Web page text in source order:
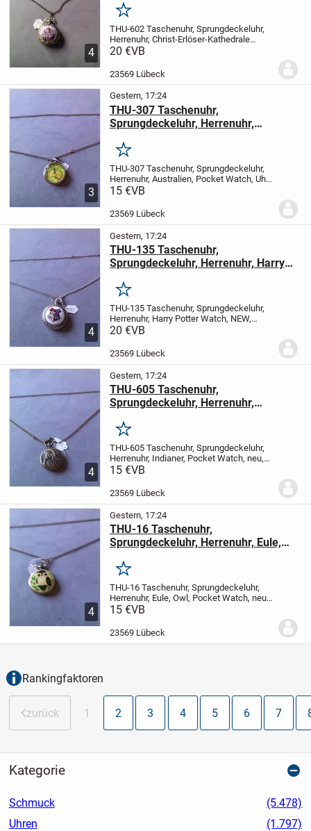
4
Merken
THU-602 Taschenuhr, Sprungdeckeluhr,
Herrenuhr, Christ-Erlöser-Kathedrale
Moskau vor Gebot oder Kauf, bitte die
100% Neu Retro design
20 €VB
23569 Lübeck
3
Gestern, 17:24
THU-307 Taschenuhr,
Sprungdeckeluhr, Herrenuhr,
Merken
THU-307 Taschenuhr, Sprungdeckeluhr,
Herrenuhr, Australien, Pocket Watch, Uhr
neu vor Gebot oder Kauf, bitte die
100% Neu Retro design
15 €VB
23569 Lübeck
4
Gestern, 17:24
THU-135 Taschenuhr,
Sprungdeckeluhr, Herrenuhr, Harry
Merken
THU-135 Taschenuhr, Sprungdeckeluhr,
Herrenuhr, Harry Potter Watch, NEW,
neu vor Gebot oder Kauf, bitte die
100% Neu Retro design
20 €VB
23569 Lübeck
4
Gestern, 17:24
THU-605 Taschenuhr,
Sprungdeckeluhr, Herrenuhr,
Merken
THU-605 Taschenuhr, Sprungdeckeluhr,
Herrenuhr, Indianer, Pocket Watch, neu,
new vor Gebot oder Kauf, bitte die
100% Neu Retro design
15 €VB
23569 Lübeck
4
Gestern, 17:24
THU-16 Taschenuhr,
Sprungdeckeluhr, Herrenuhr, Eule,
Merken
THU-16 Taschenuhr, Sprungdeckeluhr,
Herrenuhr, Eule, Owl, Pocket Watch, neu,
NEW vor Gebot oder Kauf, bitte die
100% Neu Retro design
15 €VB
23569 Lübeck
Rankingfaktoren
zurück 1 2 3 4 5 6 7
Kategorie
Schmuck
(5.478)
Uhren
(1.797)